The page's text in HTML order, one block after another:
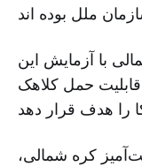
با آزمایش این
حمل کلاهک
کره شمالی،